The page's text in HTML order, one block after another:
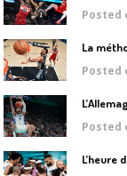
Posted
La
Posted
Posted
L’heure